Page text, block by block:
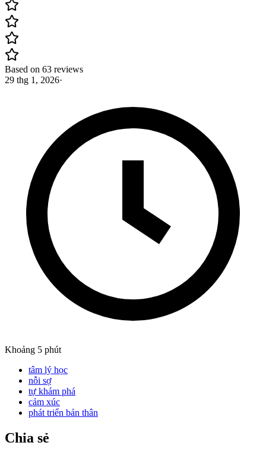
Based on 63 reviews
29 thg 1, 2026·
Khoảng 5 phút
tâm lý học
nỗi sợ
tự khám phá
cảm xúc
phát triển bản thân
Chia sẻ